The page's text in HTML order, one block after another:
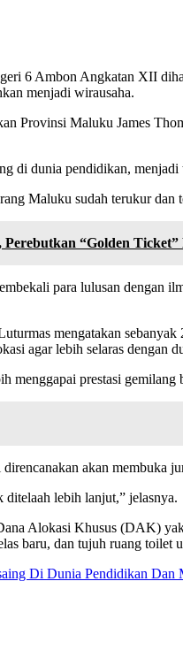
6 Ambon Angkatan XII
menjadi wirausaha.
Provinsi Maluku James
di dunia pendidikan,
Maluku sudah terukur dan
“Golden
para lulusan
mengatakan
agar lebih selaras dengan
menggapai prestasi
akan membuka
lebih lanjut,” jelasnya.
Alokasi Khusus (DAK)
baru, dan tujuh ruang toilet
Di Dunia Pendidikan Dan